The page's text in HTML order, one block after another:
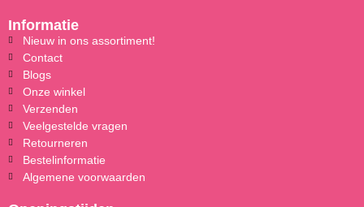
Informatie
Nieuw in ons assortiment!
Contact
Blogs
Onze winkel
Verzenden
Veelgestelde vragen
Retourneren
Bestelinformatie
Algemene voorwaarden